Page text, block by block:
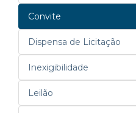
Convite
Dispensa de Licitação
Inexigibilidade
Leilão